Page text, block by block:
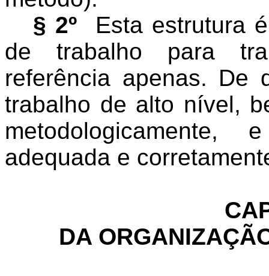
§ 2º
Esta estrutura
de trabalho para
referência apenas. De
trabalho de alto nível,
adequada e
DA